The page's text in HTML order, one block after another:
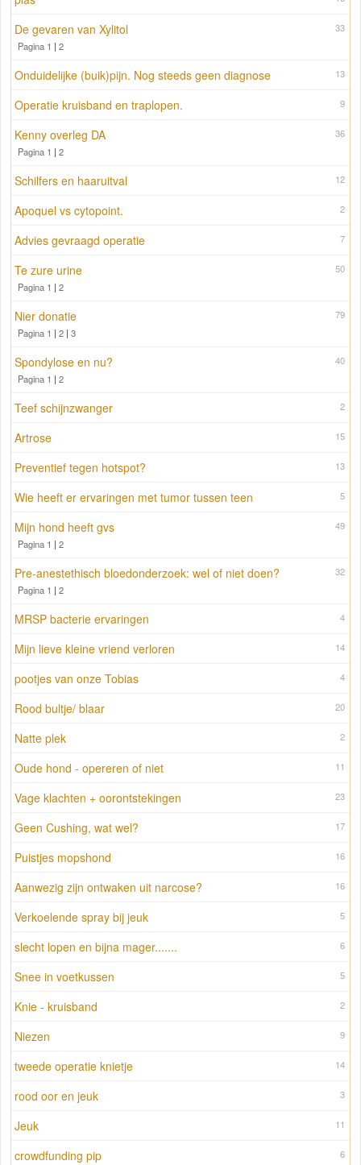
33
De gevaren van Xylitol
Pagina 1 | 2
13
Onduidelijke (buik)pijn. Nog steeds geen diagnose
9
Operatie kruisband en traplopen.
36
Kenny overleg DA
Pagina 1 | 2
12
Schilfers en haaruitval
2
Apoquel vs cytopoint.
7
Advies gevraagd operatie
50
Te zure urine
Pagina 1 | 2
79
Nier donatie
Pagina 1 | 2 | 3
40
Spondylose en nu?
Pagina 1 | 2
2
Teef schijnzwanger
15
Artrose
13
Preventief tegen hotspot?
5
Wie heeft er ervaringen met tumor tussen teen
49
Mijn hond heeft gvs
Pagina 1 | 2
32
Pre-anestethisch bloedonderzoek: wel of niet doen?
Pagina 1 | 2
4
MRSP bacterie ervaringen
14
Mijn lieve kleine vriend verloren
4
pootjes van onze Tobias
20
Rood bultje/ blaar
2
Natte plek
11
Oude hond - opereren of niet
23
Vage klachten + oorontstekingen
17
Geen Cushing, wat wel?
16
Puistjes mopshond
16
Aanwezig zijn ontwaken uit narcose?
5
Verkoelende spray bij jeuk
6
slecht lopen en bijna mager.......
5
Snee in voetkussen
2
Knie - kruisband
9
Niezen
14
tweede operatie knietje
3
rood oor en jeuk
11
Jeuk
6
crowdfunding pip